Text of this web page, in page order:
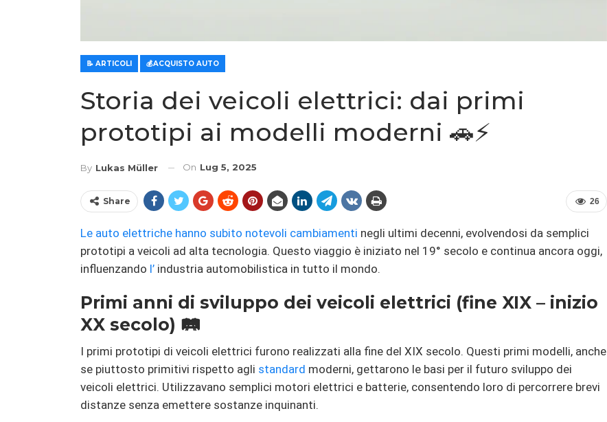
📝 ARTICOLI 💰ACQUISTO AUTO
Storia dei veicoli elettrici: dai primi
prototipi ai modelli moderni 🚗⚡
By Lukas Müller On Lug 5, 2025
26
Share
Le auto elettriche hanno subito notevoli cambiamenti negli ultimi decenni, evolvendosi da semplici
prototipi a veicoli ad alta tecnologia. Questo viaggio è iniziato nel 19° secolo e continua ancora oggi,
influenzando l’ industria automobilistica in tutto il mondo.
Primi anni di sviluppo dei veicoli elettrici (fine XIX – inizio
XX secolo) 🛤️
I primi prototipi di veicoli elettrici furono realizzati alla fine del XIX secolo. Questi primi modelli, anche
se piuttosto primitivi rispetto agli standard moderni, gettarono le basi per il futuro sviluppo dei
veicoli elettrici. Utilizzavano semplici motori elettrici e batterie, consentendo loro di percorrere brevi
distanze senza emettere sostanze inquinanti.